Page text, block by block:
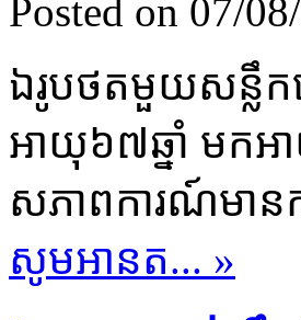
Posted on 07/
ឯរូបថតមួយសន្លឹក
អាយុ៦៧ឆ្នាំ មកអ
សភាពការណ៍មាន
សូមអានត... »